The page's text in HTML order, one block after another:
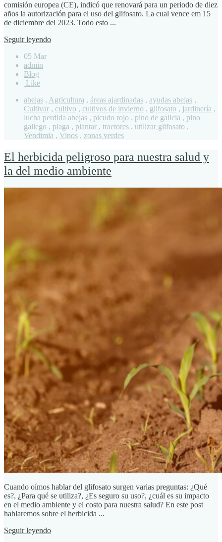
comisión europea (CE), indicó que renovará para un periodo de diez
años la autorización para el uso del glifosato. La cual vence em 15
de diciembre del 2023. Todo esto ...
Seguir leyendo
05 Mar
admin
Blog
Like
abejas , Agricultura , áreas ajardinadas , ayudas abejas ,
Cultivar , cultivo , cultivos de invierno , glifosato , jardinería ,
lucha perdida abejas , picudo rojo , pino de galicia , pino
gallego , plaga , plantar , tractores , utilizar glifosato ,
Vendimia , Vinos , zonas verdes
El herbicida peligroso para nuestra salud y
la del medio ambiente
Cuando oímos hablar del glifosato surgen varias preguntas: ¿Qué
es?, ¿Para qué se utiliza?, ¿Es seguro su uso?, ¿cuál es su impacto
en el medio ambiente y el costo para nuestra salud? En este post
hablaremos sobre el herbicida ...
Seguir leyendo